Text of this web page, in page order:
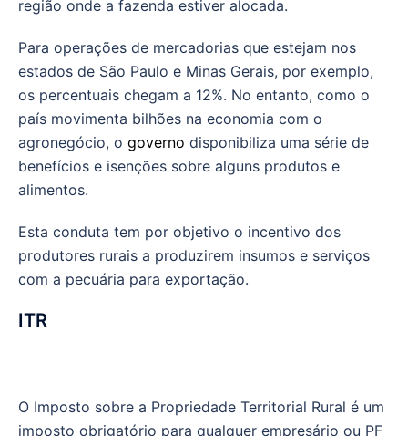
região onde a fazenda estiver alocada.
Para operações de mercadorias que estejam nos
estados de São Paulo e Minas Gerais, por exemplo,
os percentuais chegam a 12%. No entanto, como o
país movimenta bilhões na economia com o
agronegócio, o governo disponibiliza uma série de
benefícios e isenções sobre alguns produtos e
alimentos.
Esta conduta tem por objetivo o incentivo dos
produtores rurais a produzirem insumos e serviços
com a pecuária para exportação.
ITR
O Imposto sobre a Propriedade Territorial Rural é um
imposto obrigatório para qualquer empresário ou PF